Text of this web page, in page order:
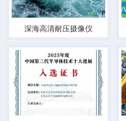
深海高清耐压摄像仪